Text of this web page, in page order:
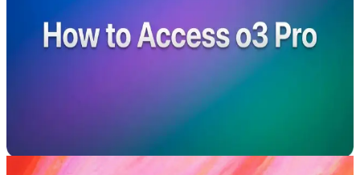
如何存取 o3 Pro：定價、需求與逐步指
南
如何存取 o3 Pro：確切地了解如何存取 OpenAI 功能強大
的 o3 Pro 模型。可在 CometAPI 使用 — 與 OpenAI 相